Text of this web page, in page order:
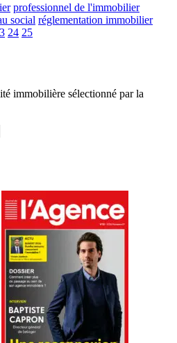
professionnel de l'immobilier
social réglementation immobilier
24 25
immobilière sélectionné par la